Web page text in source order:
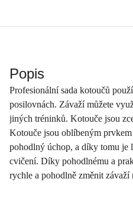
Popis
Profesionální sada kotoučů
posilovnách. Závaží můžete
jiných tréninků. Kotouče jsou
Kotouče jsou oblíbeným
pohodlný úchop, a díky tomu je
cvičení. Díky pohodlnému a
rychle a pohodlně změnit závaží